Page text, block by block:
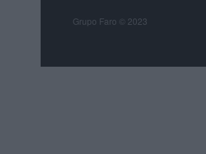
Grupo Faro © 2023